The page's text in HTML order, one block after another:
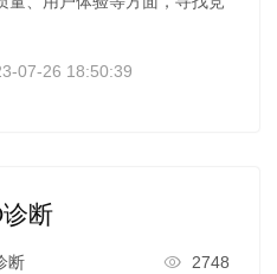
07-26 18:50:39
断
断 2748